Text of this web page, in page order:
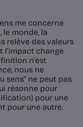
me concerne
le monde, la
relève des valeurs
l’impact change
n’est
nous ne
sens” ne peut pas
résonne pour
pour une
pour une autre.